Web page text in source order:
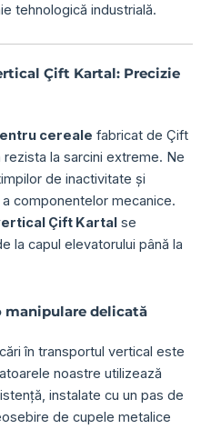
tehnologică industrială.
Çift Kartal: Precizie
cereale fabricat de Çift
la sarcini extreme. Ne
de inactivitate și
componentelor mecanice.
Çift Kartal se
la capul elevatorului până la
manipulare delicată
în transportul vertical este
noastre utilizează
instalate cu un pas de
de cupele metalice